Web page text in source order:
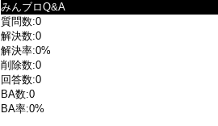
みんブロQ&A
質問数:0
解決数:0
解決率:0%
削除数:0
回答数:0
BA数:0
BA率:0%